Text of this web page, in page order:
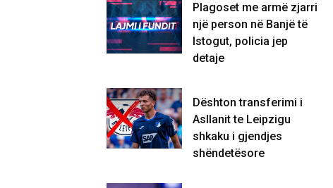
Plagoset me armë zjarri
një person në Banjë të
Istogut, policia jep
detaje
Dështon transferimi i
Asllanit te Leipzigu
shkaku i gjendjes
shëndetësore